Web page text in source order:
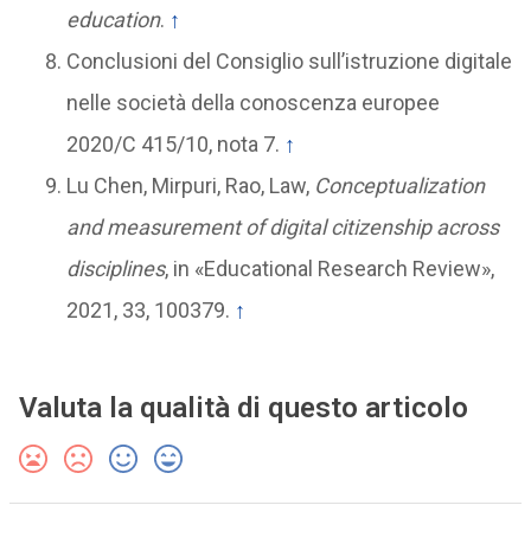
education. ↑
Conclusioni del Consiglio sull’istruzione digitale
nelle società della conoscenza europee
2020/C 415/10, nota 7. ↑
Lu Chen, Mirpuri, Rao, Law, Conceptualization
and measurement of digital citizenship across
disciplines, in «Educational Research Review»,
2021, 33, 100379. ↑
Valuta la qualità di questo articolo